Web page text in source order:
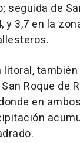
seguida de
y 3,7 en la
litoral,
Roque de
en